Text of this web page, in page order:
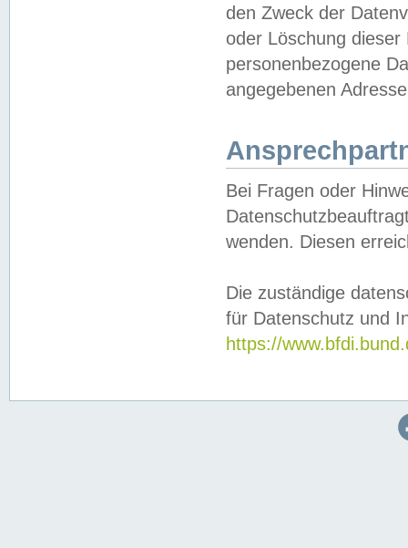
den Zweck der
oder Löschung
personenbezogene
angegebenen
Bei Fragen oder
wenden. Diesen
Die zuständige
für Datenschutz und
https://